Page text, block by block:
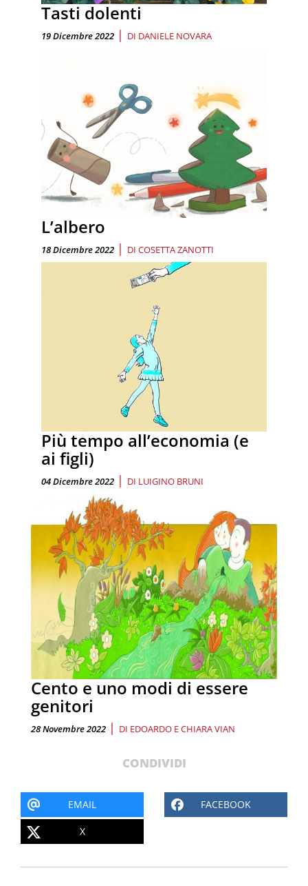
Tasti dolenti
19 Dicembre 2022 | DI DANIELE NOVARA
L’albero
18 Dicembre 2022 | DI COSETTA ZANOTTI
Più tempo all’economia (e
ai figli)
04 Dicembre 2022 | DI LUIGINO BRUNI
Cento e uno modi di essere
genitori
28 Novembre 2022 | DI EDOARDO E CHIARA VIAN
CONDIVIDI
EMAIL FACEBOOK
X